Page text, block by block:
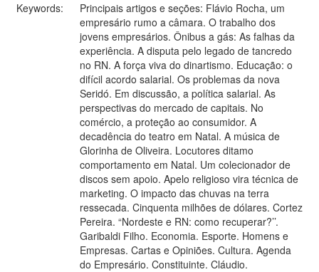
Keywords:
Principais artigos e seções: Flávio Rocha, um
empresário rumo a câmara. O trabalho dos
jovens empresários. Ônibus a gás: As falhas da
experiência. A disputa pelo legado de tancredo
no RN. A força viva do dinartismo. Educação: o
difícil acordo salarial. Os problemas da nova
Seridó. Em discussão, a política salarial. As
perspectivas do mercado de capitais. No
comércio, a proteção ao consumidor. A
decadência do teatro em Natal. A música de
Glorinha de Oliveira. Locutores ditamo
comportamento em Natal. Um colecionador de
discos sem apoio. Apelo religioso vira técnica de
marketing. O impacto das chuvas na terra
ressecada. Cinquenta milhões de dólares. Cortez
Pereira. “Nordeste e RN: como recuperar?’’.
Garibaldi Filho. Economia. Esporte. Homens e
Empresas. Cartas e Opiniões. Cultura. Agenda
do Empresário. Constituinte. Cláudio.